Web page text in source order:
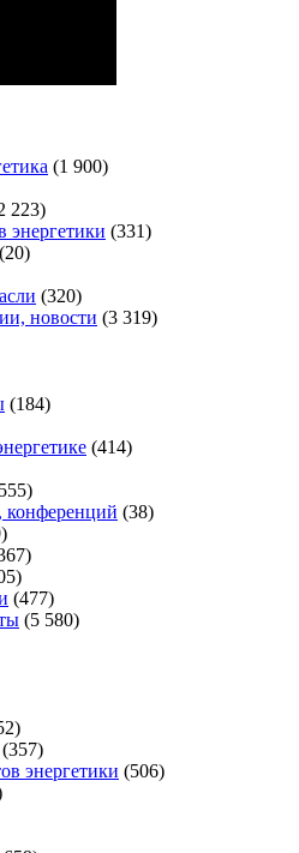
(1 900)
223)
энергетики (331)
(20)
(320)
новости (3 319)
(184)
(414)
конференций (38)
(477)
(5 580)
(357)
энергетики (506)